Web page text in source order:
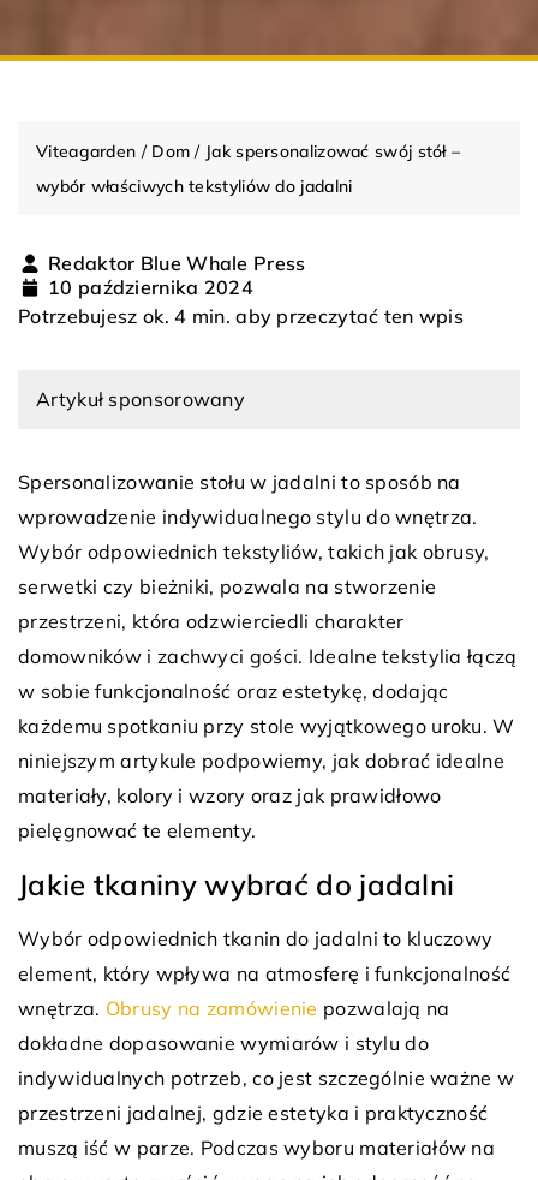
Viteagarden / Dom / Jak spersonalizować swój stół –
wybór właściwych tekstyliów do jadalni
Redaktor Blue Whale Press
10 października 2024
Potrzebujesz ok. 4 min. aby przeczytać ten wpis
Artykuł sponsorowany
Spersonalizowanie stołu w jadalni to sposób na
wprowadzenie indywidualnego stylu do wnętrza.
Wybór odpowiednich tekstyliów, takich jak obrusy,
serwetki czy bieżniki, pozwala na stworzenie
przestrzeni, która odzwierciedli charakter
domowników i zachwyci gości. Idealne tekstylia łączą
w sobie funkcjonalność oraz estetykę, dodając
każdemu spotkaniu przy stole wyjątkowego uroku. W
niniejszym artykule podpowiemy, jak dobrać idealne
materiały, kolory i wzory oraz jak prawidłowo
pielęgnować te elementy.
Jakie tkaniny wybrać do jadalni
Wybór odpowiednich tkanin do jadalni to kluczowy
element, który wpływa na atmosferę i funkcjonalność
wnętrza. Obrusy na zamówienie pozwalają na
dokładne dopasowanie wymiarów i stylu do
indywidualnych potrzeb, co jest szczególnie ważne w
przestrzeni jadalnej, gdzie estetyka i praktyczność
muszą iść w parze. Podczas wyboru materiałów na